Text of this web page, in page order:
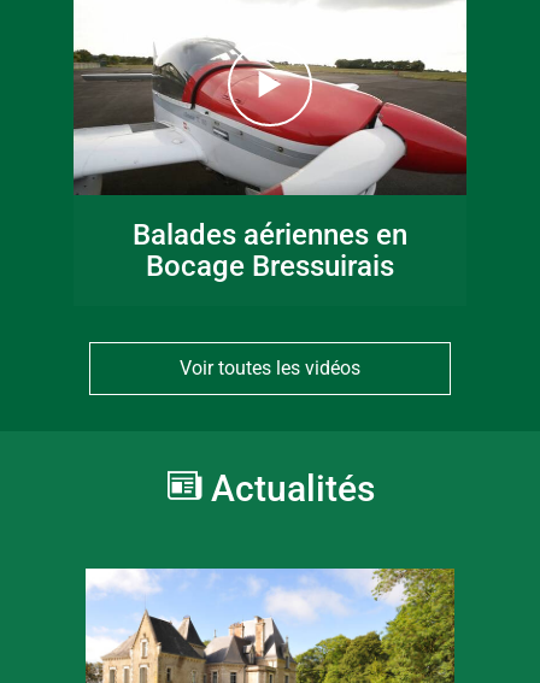
Balades aériennes en
Bocage Bressuirais
Voir toutes les vidéos
Actualités